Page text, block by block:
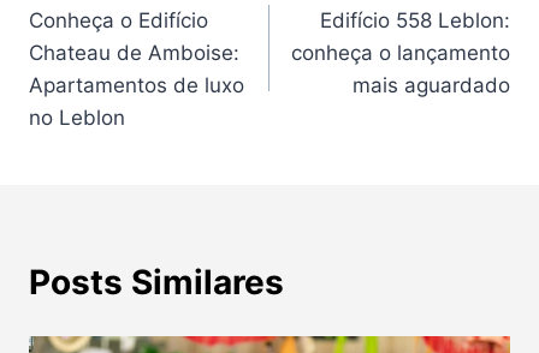
de
Post
Conheça o Edifício
Chateau de Amboise:
Apartamentos de luxo
no Leblon
Edifício 558 Leblon:
conheça o lançamento
mais aguardado
Posts Similares